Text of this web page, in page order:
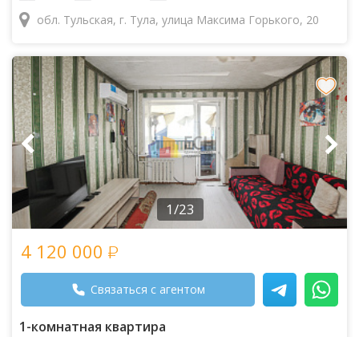
обл. Тульская, г. Тула, улица Максима Горького, 20
1/23
4 120 000
Связаться с агентом
1-комнатная квартира